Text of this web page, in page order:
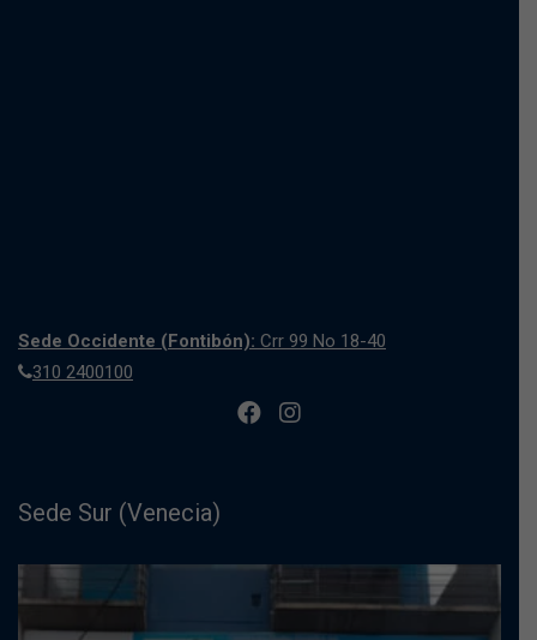
Sede Occidente (Fontibón): Crr 99 No 18-40
310 2400100
Sede Sur (Venecia)